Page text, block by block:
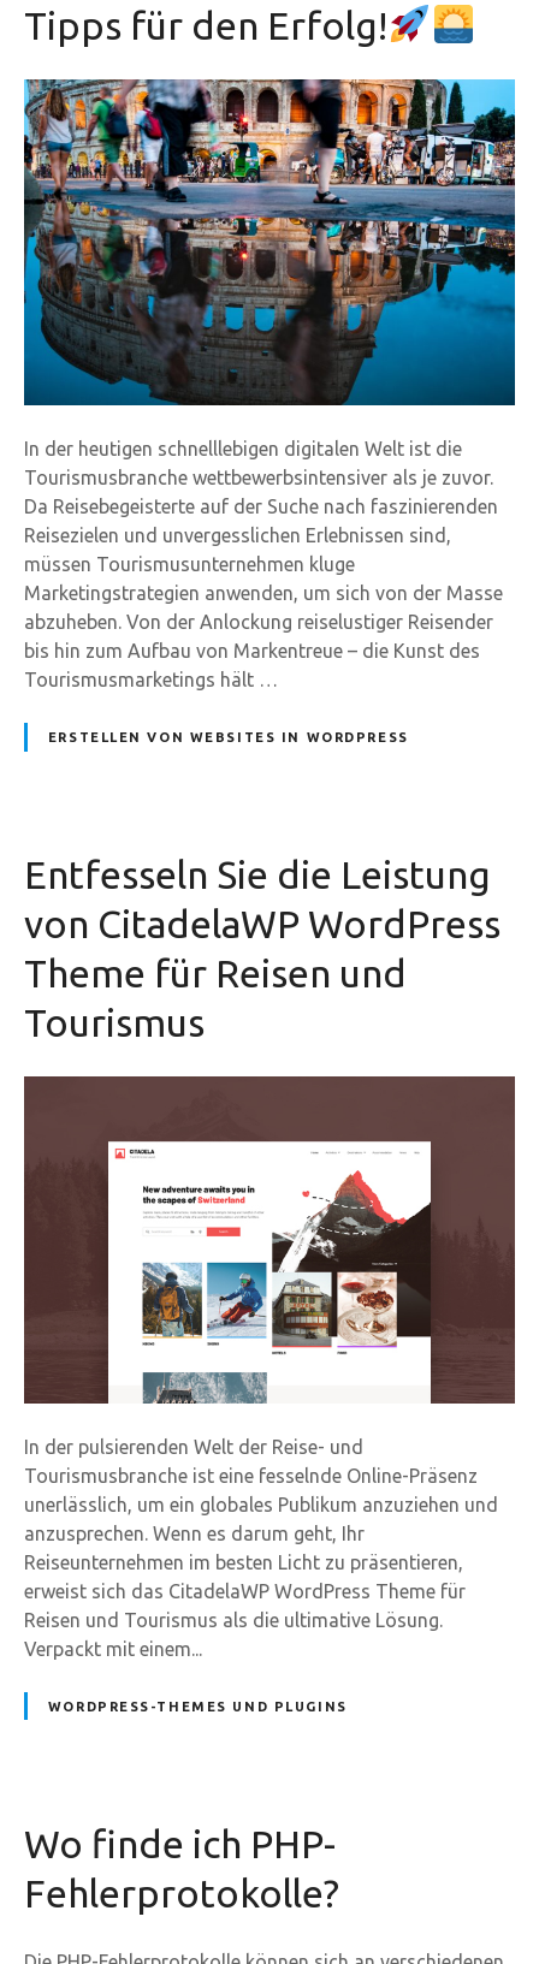
Tipps für den Erfolg!
In der heutigen schnelllebigen digitalen Welt ist die
Tourismusbranche wettbewerbsintensiver als je zuvor.
Da Reisebegeisterte auf der Suche nach faszinierenden
Reisezielen und unvergesslichen Erlebnissen sind,
müssen Tourismusunternehmen kluge
Marketingstrategien anwenden, um sich von der Masse
abzuheben. Von der Anlockung reiselustiger Reisender
bis hin zum Aufbau von Markentreue – die Kunst des
Tourismusmarketings hält …
ERSTELLEN VON WEBSITES IN WORDPRESS
Entfesseln Sie die Leistung
von CitadelaWP WordPress
Theme für Reisen und
Tourismus
In der pulsierenden Welt der Reise- und
Tourismusbranche ist eine fesselnde Online-Präsenz
unerlässlich, um ein globales Publikum anzuziehen und
anzusprechen. Wenn es darum geht, Ihr
Reiseunternehmen im besten Licht zu präsentieren,
erweist sich das CitadelaWP WordPress Theme für
Reisen und Tourismus als die ultimative Lösung.
Verpackt mit einem...
WORDPRESS-THEMES UND PLUGINS
Wo finde ich PHP-
Fehlerprotokolle?